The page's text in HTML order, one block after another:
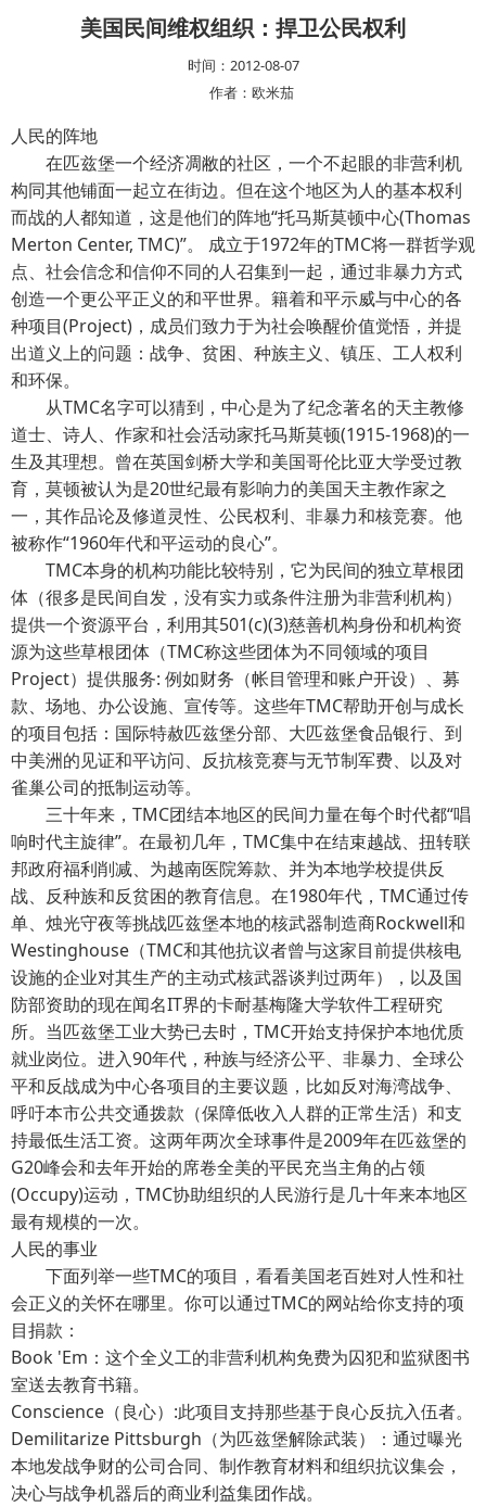
美国民间维权组织：捍卫公民权利
时间：2012-08-07
作者：欧米茄
人民的阵地
在匹兹堡一个经济凋敝的社区，一个不起眼的非营利机
构同其他铺面一起立在街边。但在这个地区为人的基本权利
而战的人都知道，这是他们的阵地“托马斯莫顿中心(Thomas
Merton Center, TMC)”。 成立于1972年的TMC将一群哲学观
点、社会信念和信仰不同的人召集到一起，通过非暴力方式
创造一个更公平正义的和平世界。籍着和平示威与中心的各
种项目(Project)，成员们致力于为社会唤醒价值觉悟，并提
出道义上的问题：战争、贫困、种族主义、镇压、工人权利
和环保。
从TMC名字可以猜到，中心是为了纪念著名的天主教修
道士、诗人、作家和社会活动家托马斯莫顿(1915-1968)的一
生及其理想。曾在英国剑桥大学和美国哥伦比亚大学受过教
育，莫顿被认为是20世纪最有影响力的美国天主教作家之
一，其作品论及修道灵性、公民权利、非暴力和核竞赛。他
被称作“1960年代和平运动的良心”。
TMC本身的机构功能比较特别，它为民间的独立草根团
体（很多是民间自发，没有实力或条件注册为非营利机构）
提供一个资源平台，利用其501(c)(3)慈善机构身份和机构资
源为这些草根团体（TMC称这些团体为不同领域的项目
Project）提供服务: 例如财务（帐目管理和账户开设）、募
款、场地、办公设施、宣传等。这些年TMC帮助开创与成长
的项目包括：国际特赦匹兹堡分部、大匹兹堡食品银行、到
中美洲的见证和平访问、反抗核竞赛与无节制军费、以及对
雀巢公司的抵制运动等。
三十年来，TMC团结本地区的民间力量在每个时代都“唱
响时代主旋律”。在最初几年，TMC集中在结束越战、扭转联
邦政府福利削减、为越南医院筹款、并为本地学校提供反
战、反种族和反贫困的教育信息。在1980年代，TMC通过传
单、烛光守夜等挑战匹兹堡本地的核武器制造商Rockwell和
Westinghouse（TMC和其他抗议者曾与这家目前提供核电
设施的企业对其生产的主动式核武器谈判过两年），以及国
防部资助的现在闻名IT界的卡耐基梅隆大学软件工程研究
所。当匹兹堡工业大势已去时，TMC开始支持保护本地优质
就业岗位。进入90年代，种族与经济公平、非暴力、全球公
平和反战成为中心各项目的主要议题，比如反对海湾战争、
呼吁本市公共交通拨款（保障低收入人群的正常生活）和支
持最低生活工资。这两年两次全球事件是2009年在匹兹堡的
G20峰会和去年开始的席卷全美的平民充当主角的占领
(Occupy)运动，TMC协助组织的人民游行是几十年来本地区
最有规模的一次。
人民的事业
下面列举一些TMC的项目，看看美国老百姓对人性和社
会正义的关怀在哪里。你可以通过TMC的网站给你支持的项
目捐款：
Book 'Em：这个全义工的非营利机构免费为囚犯和监狱图书
室送去教育书籍。
Conscience（良心）:此项目支持那些基于良心反抗入伍者。
Demilitarize Pittsburgh（为匹兹堡解除武装）：通过曝光
本地发战争财的公司合同、制作教育材料和组织抗议集会，
决心与战争机器后的商业利益集团作战。